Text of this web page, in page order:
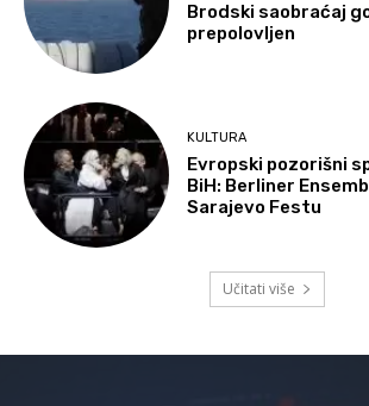
Brodski saobraćaj
prepolovljen
KULTURA
Evropski pozorišni
BiH: Berliner
Sarajevo Festu
Učitati više